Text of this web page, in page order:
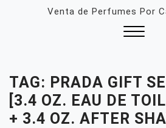
Venta de Perfumes Por
TAG: PRADA GIFT
[3.4 OZ. EAU DE
+ 3.4 OZ. AFTER